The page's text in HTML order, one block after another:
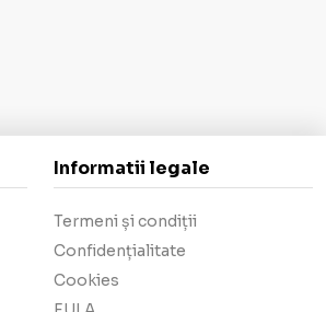
Informatii legale
Termeni și condiții
Confidențialitate
Cookies